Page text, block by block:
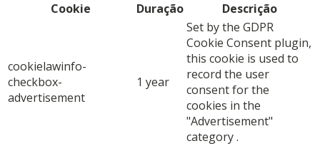
Cookie
Duração Descrição
cookielawinfo-
checkbox-
advertisement
1 year
Set by the GDPR
Cookie Consent plugin,
this cookie is used to
record the user
consent for the
cookies in the
"Advertisement"
category .